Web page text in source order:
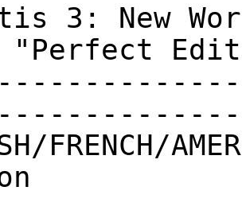
3: New
"Perfect
FRENCH/